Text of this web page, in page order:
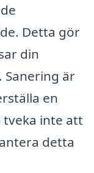
Detta gör
din
Sanering är
en
tveka inte att
detta